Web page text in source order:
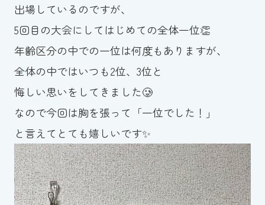
Tel.098-863-7264
平日 9:00～22:00｜土祝 9:00～21:00
メールでお問い合わせ
スイミングスクールの
体験申し込みはこちら!
出場しているのですが、
5回目の大会にしてはじめての全体一位👏
年齢区分の中での一位は何度もありますが、
全体の中ではいつも2位、3位と
悔しい思いをしてきました🥲
なので今回は胸を張って「一位でした！」
と言えてとても嬉しいです✨